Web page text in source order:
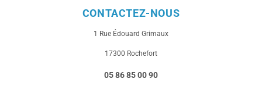
CONTACTEZ-NOUS
1 Rue Édouard Grimaux
17300 Rochefort
05 86 85 00 90